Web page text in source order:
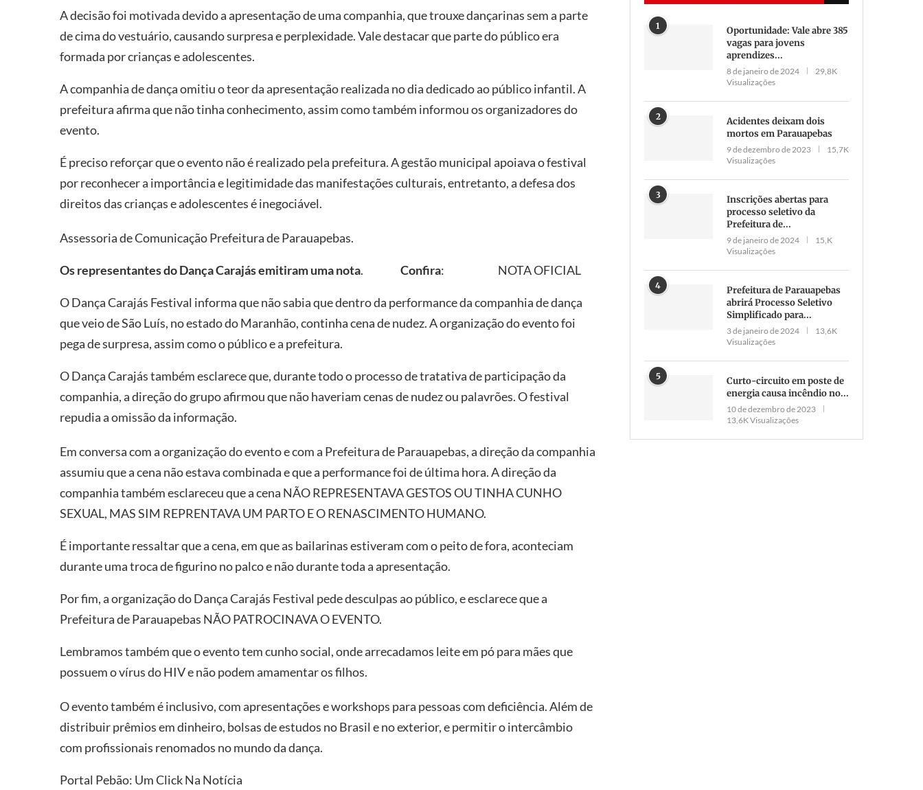
A decisão foi motivada devido a apresentação de uma companhia, que trouxe dançarinas sem a parte
de cima do vestuário, causando surpresa e perplexidade. Vale destacar que parte do público era
formada por crianças e adolescentes.
A companhia de dança omitiu o teor da apresentação realizada no dia dedicado ao público infantil. A
prefeitura afirma que não tinha conhecimento, assim como também informou os organizadores do
evento.
É preciso reforçar que o evento não é realizado pela prefeitura. A gestão municipal apoiava o festival
por reconhecer a importância e legitimidade das manifestações culturais, entretanto, a defesa dos
direitos das crianças e adolescentes é inegociável.
Assessoria de Comunicação Prefeitura de Parauapebas.
Os representantes do Dança Carajás emitiram uma nota. Confira: NOTA OFICIAL
O Dança Carajás Festival informa que não sabia que dentro da performance da companhia de dança
que veio de São Luís, no estado do Maranhão, continha cena de nudez. A organização do evento foi
pega de surpresa, assim como o público e a prefeitura.
O Dança Carajás também esclarece que, durante todo o processo de tratativa de participação da
companhia, a direção do grupo afirmou que não haveriam cenas de nudez ou palavrões. O festival
repudia a omissão da informação.
Em conversa com a organização do evento e com a Prefeitura de Parauapebas, a direção da companhia
assumiu que a cena não estava combinada e que a performance foi de última hora. A direção da
companhia também esclareceu que a cena NÃO REPRESENTAVA GESTOS OU TINHA CUNHO
SEXUAL, MAS SIM REPRENTAVA UM PARTO E O RENASCIMENTO HUMANO.
É importante ressaltar que a cena, em que as bailarinas estiveram com o peito de fora, aconteciam
durante uma troca de figurino no palco e não durante toda a apresentação.
Por fim, a organização do Dança Carajás Festival pede desculpas ao público, e esclarece que a
Prefeitura de Parauapebas NÃO PATROCINAVA O EVENTO.
Lembramos também que o evento tem cunho social, onde arrecadamos leite em pó para mães que
possuem o vírus do HIV e não podem amamentar os filhos.
O evento também é inclusivo, com apresentações e workshops para pessoas com deficiência. Além de
distribuir prêmios em dinheiro, bolsas de estudos no Brasil e no exterior, e permitir o intercâmbio
com profissionais renomados no mundo da dança.
Portal Pebão: Um Click Na Notícia
1
Oportunidade: Vale abre 385
vagas para jovens
aprendizes...
8 de janeiro de 2024
29,8K
Visualizações
2
Acidentes deixam dois
mortos em Parauapebas
9 de dezembro de 2023
15,7K
Visualizações
3
Inscrições abertas para
processo seletivo da
Prefeitura de...
9 de janeiro de 2024
15,K
Visualizações
4
Prefeitura de Parauapebas
abrirá Processo Seletivo
Simplificado para...
3 de janeiro de 2024
13,6K
Visualizações
5
Curto-circuito em poste de
energia causa incêndio no...
10 de dezembro de 2023
13,6K Visualizações